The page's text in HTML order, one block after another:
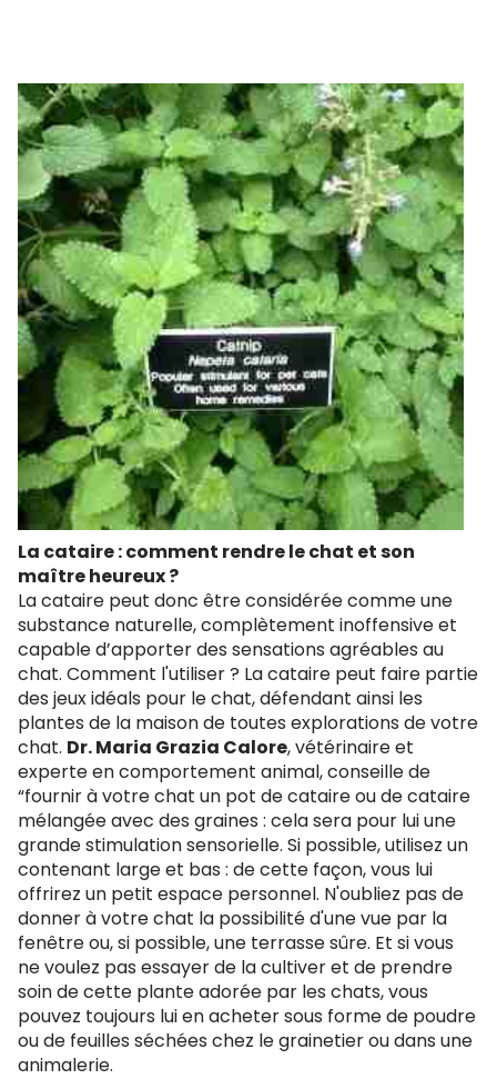
La cataire : comment rendre le chat et son
maître heureux ?
La cataire peut donc être considérée comme une
substance naturelle, complètement inoffensive et
capable d’apporter des sensations agréables au
chat. Comment l'utiliser ? La cataire peut faire partie
des jeux idéals pour le chat, défendant ainsi les
plantes de la maison de toutes explorations de votre
chat. Dr. Maria Grazia Calore, vétérinaire et
experte en comportement animal, conseille de
“fournir à votre chat un pot de cataire ou de cataire
mélangée avec des graines : cela sera pour lui une
grande stimulation sensorielle. Si possible, utilisez un
contenant large et bas : de cette façon, vous lui
offrirez un petit espace personnel. N'oubliez pas de
donner à votre chat la possibilité d'une vue par la
fenêtre ou, si possible, une terrasse sûre. Et si vous
ne voulez pas essayer de la cultiver et de prendre
soin de cette plante adorée par les chats, vous
pouvez toujours lui en acheter sous forme de poudre
ou de feuilles séchées chez le grainetier ou dans une
animalerie.